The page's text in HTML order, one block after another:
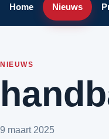
Home Nieuws
NIEUWS
9 maart 2025